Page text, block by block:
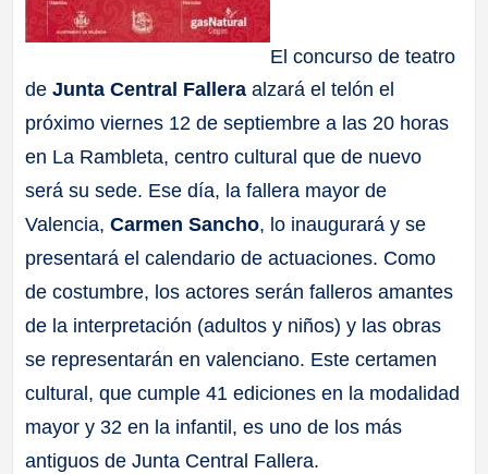
El concurso de teatro
deJunta Central Fallera alzará el telón el
próximo viernes 12 de septiembre a las 20 horas
en La Rambleta, centro cultural que de nuevo
será su sede. Ese día, la fallera mayor de
Valencia, Carmen Sancho, lo inaugurará y se
presentará el calendario de actuaciones. Como
de costumbre, los actores serán falleros amantes
de la interpretación (adultos y niños) y las obras
se representarán en valenciano. Este certamen
cultural, que cumple 41 ediciones en la modalidad
mayor y 32 en la infantil, es uno de los más
antiguos de Junta Central Fallera.